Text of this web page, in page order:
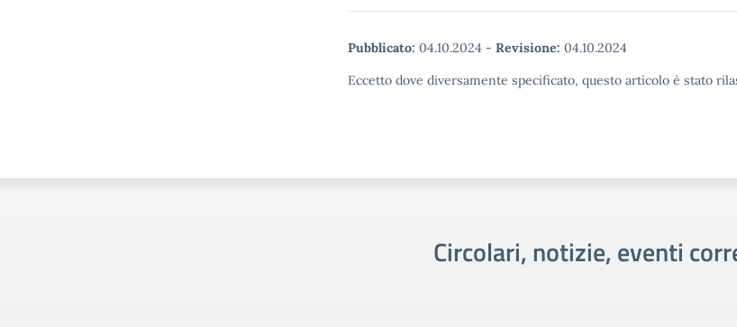
Pubblicato: 04.10.2024 - Revisione: 04.10.2024
Eccetto dove diversamente specificato, questo articolo è stato
Circolari, notizie, eventi